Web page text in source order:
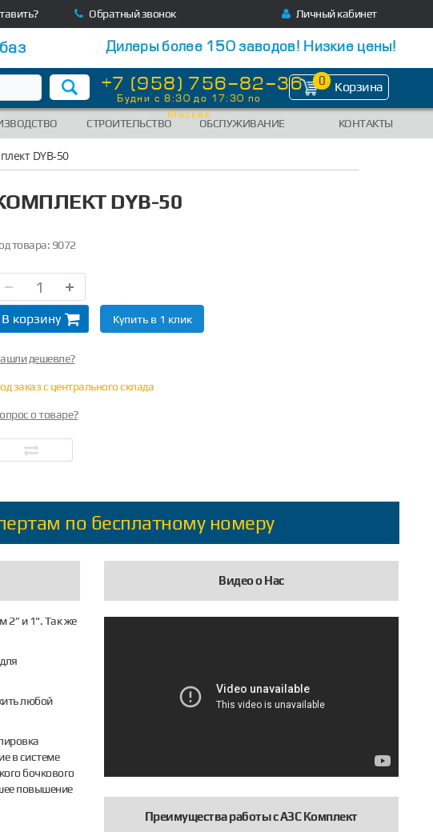
Обратный звонок Личный кабинет
Дилеры более 150 заводов! Низкие цены!
+7 (958) 756-82-36
Будни с 8:30 до 17:30 по
Москве
0 Корзина
СТРОИТЕЛЬСТВО ОБСЛУЖИВАНИЕ КОНТАКТЫ
DYB-50
DYB-50
товара: 9072
В корзину Купить в 1 клик
дешевле?
заказ с центрального склада
о товаре?
по бесплатному номеру
2” и 1". Так же
любой
в системе
бочкового
повышение
Видео о Нас
Преимущества работы с АЗС Комплект